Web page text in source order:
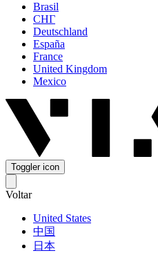
Brasil
СНГ
Deutschland
España
France
United Kingdom
Mexico
Toggler icon
Voltar
United States
中国
日本